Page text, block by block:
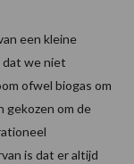
een kleine
dat we niet
ofwel biogas om
gekozen om de
is dat er altijd